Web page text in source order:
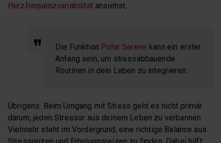
Herzfrequenzvariabilitätansiehst.
Die Funktion Polar Serene kann ein erster
Anfang sein, um stressabbauende
Routinen in dein Leben zu integrieren.
Übrigens: Beim Umgang mit Stress geht es nicht primär
darum, jeden Stressor aus deinem Leben zu verbannen.
Vielmehr steht im Vordergrund, eine richtige Balance aus